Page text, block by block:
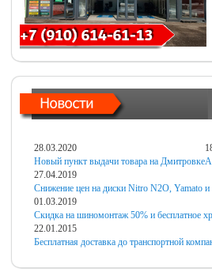
28.03.2020
Новый пункт выдачи товара на Дмитровке
27.04.2019
Снижение цен на диски Nitro N2O, Yamato и
01.03.2019
Скидка на шиномонтаж 50% и бесплатное
22.01.2015
Бесплатная доставка до транспортной